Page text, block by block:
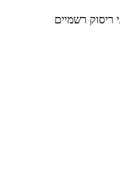
ריסוק רשמיים